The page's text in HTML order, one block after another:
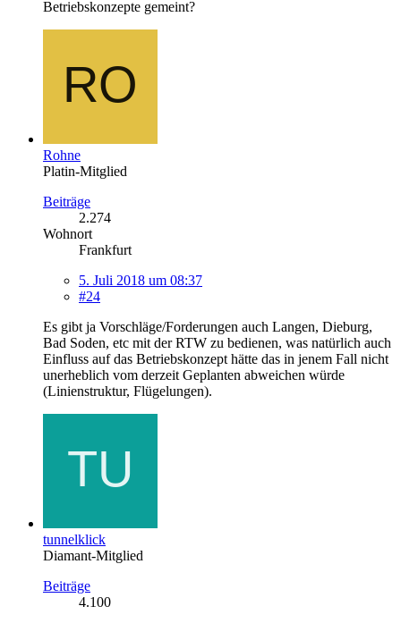
Betriebskonzepte gemeint?
Rohne
Platin-Mitglied
Beiträge
2.274
Wohnort
Frankfurt
5. Juli 2018 um 08:37
#24
Es gibt ja Vorschläge/Forderungen auch Langen, Dieburg,
Bad Soden, etc mit der RTW zu bedienen, was natürlich auch
Einfluss auf das Betriebskonzept hätte das in jenem Fall nicht
unerheblich vom derzeit Geplanten abweichen würde
(Linienstruktur, Flügelungen).
tunnelklick
Diamant-Mitglied
Beiträge
4.100